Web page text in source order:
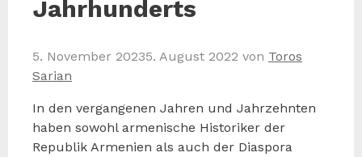
Jahrhunderts
5. November 20235. August 2022 von Toros
Sarian
In den vergangenen Jahren und Jahrzehnten
haben sowohl armenische Historiker der
Republik Armenien als auch der Diaspora